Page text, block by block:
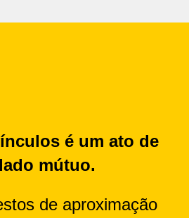
é um ato de
mútuo.
de aproximação